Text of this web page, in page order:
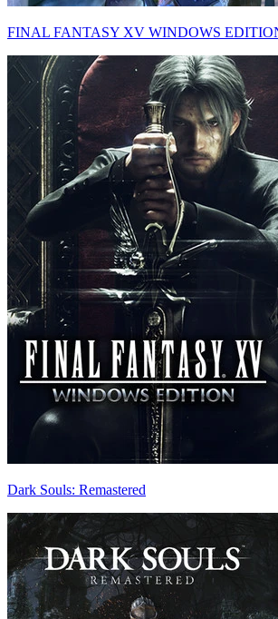
FINAL FANTASY XV WINDOWS
Dark Souls: Remastered